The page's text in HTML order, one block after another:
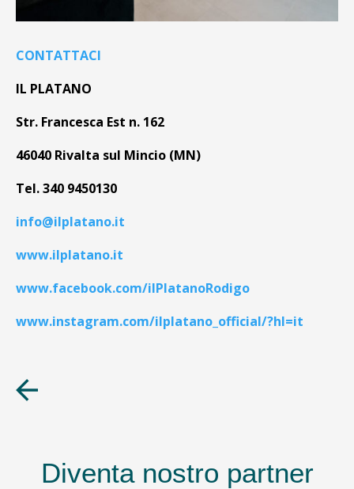
CONTATTACI
IL PLATANO
Str. Francesca Est n. 162
46040 Rivalta sul Mincio (MN)
Tel. 340 9450130
info@ilplatano.it
www.ilplatano.it
www.facebook.com/ilPlatanoRodigo
www.instagram.com/ilplatano_official/?hl=it
Diventa nostro partner